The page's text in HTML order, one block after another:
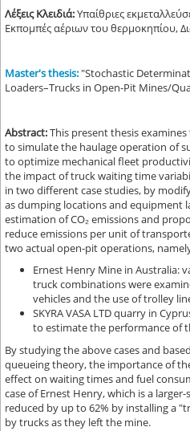
Λέξεις Κλειδιά:Υπαίθριες
Εκπομπές αέριων του θερμοκηπίου,
Master's thesis:"Stochastic
Loaders–Trucks in Open-Pit Mines/
Abstract:This present thesis
to simulate the haulage operation of
to optimize mechanical fleet
the impact of truck waiting time
in two different case studies, by
as dumping locations and equipment
estimation of CO₂ emissions and
reduce emissions per unit of
two actual open-pit operations,
Ernest Henry Mine in Australia:
truck combinations were
vehicles and the use of trolley
SKYRA VASA LTD quarry in
to estimate the performance of
By studying the above cases and
queueing theory, the importance of
effect on waiting times and fuel
case of Ernest Henry, which is a
reduced by up to 62% by installing a
by trucks as they left the mine.